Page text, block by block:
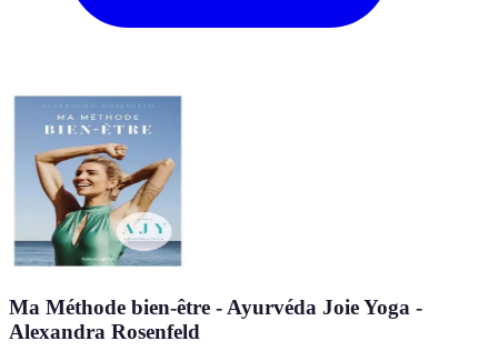
Ma Méthode bien-être - Ayurvéda Joie Yoga -
Alexandra Rosenfeld